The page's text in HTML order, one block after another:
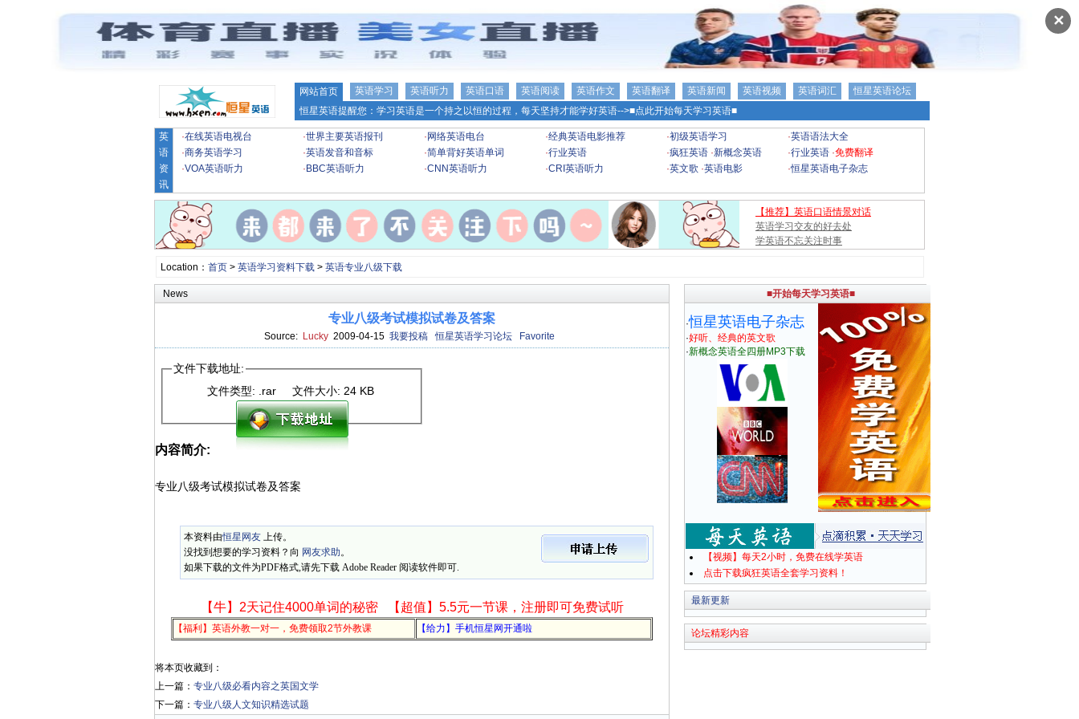
✕
网站首页 英语学习 英语听力 英语口语 英语阅读 英语作文 英语翻译 英语新闻 英语视频 英语词汇
恒星英语论坛
恒星英语提醒您：学习英语是一个持之以恒的过程，每天坚持才能学好英语-->■点此开始每天学习英语■
英
语
资
讯
·在线英语电视台 ·世界主要英语报刊 · 网络英语电台 ·经典英语电影推荐 ·初级英语学习 ·英语语法大全
·商务英语学习 ·英语发音和音标 ·简单背好英语单词 ·行业英语 ·疯狂英语 ·新概念英语 ·行业英语 ·免费翻译
·VOA英语听力 · BBC英语听力 ·CNN英语听力 ·CRI英语听力 ·英文歌 ·英语电影 ·恒星英语电子杂志
【推荐】英语口语情景对话
英语学习交友的好去处
学英语不忘关注时事
Location： 首页> 英语学习资料下载> 英语专业八级下载
News
专业八级考试模拟试卷及答案
Source: Lucky 2009-04-15 我要投稿 恒星英语学习论坛 Favorite
文件下载地址:
文件类型: .rar 文件大小: 24 KB
内容简介:
专业八级考试模拟试卷及答案
本资料由恒星网友上传。
没找到想要的学习资料？向 网友求助 。
如果下载的文件为PDF格式,请先下载 Adobe Reader 阅读软件即可.
【牛】2天记住4000单词的秘密 【超值】5.5元一节课，注册即可免费试听
【福利】英语外教一对一，免费领取2节外教课 【给力】手机恒星网开通啦
将本页收藏到：
上一篇： 专业八级必看内容之英国文学
下一篇： 专业八级人文知识精选试题
■开始每天学习英语■
·恒星英语电子杂志
·好听、经典的英文歌
·新概念英语全四册MP3下载
【视频】每天2小时，免费在线学英语
点击下载疯狂英语全套学习资料！
最新更新
论坛精彩内容